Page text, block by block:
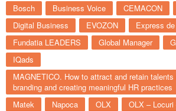
Bosch
Business Voice CEMACON
Digital Business
EVOZON
Express
Fundatia LEADERS
Global Manager
IQads
MAGNETICO. How to attract and retain
branding and creating meaningful HR practices
Matek
Napoca OLX
OLX –